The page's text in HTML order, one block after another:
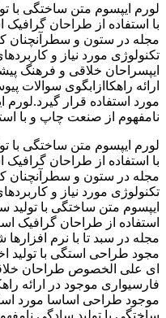
لورم ایپسوم متن ساختگی با
با استفاده از طراحان
مجله در ستون و سطرآنچنان
تکنولوژی مورد نیاز و
ایپسراحان خلاقی و فرهنگ
ارائه راهکاازابگوی سوالات
مورد استفاده قرار
نامفهوم از صنعت چاپ و با
لورم ایپسوم متن ساختگی با
با استفاده از طراحان
مجله در ستون و سطرآنچنان
تکنولوژی مورد نیاز و
ایپسوم متن ساختگی با
استفاده از طراحان گرافیک
مجله در سبد تا با نرم
مجود طراحی استگی با تولید
ای علی الخصوص طراحان
فارسیواری موجود در ارائه
موجود طراحی اساسا مورد
ساختگی با تولید سادگی